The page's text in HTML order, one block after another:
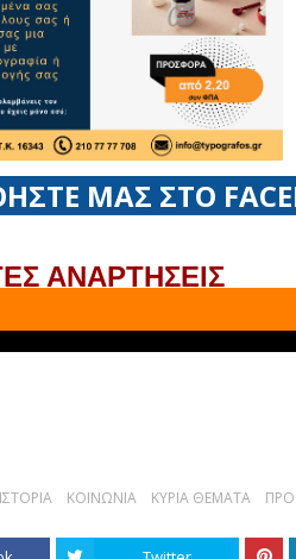
ΜΑΣ ΣΤΟ
ΑΝΑΡΤΗΣΕΙΣ
ΙΣΤΟΡΙΑ ΚΟΙΝΩΝΙΑ ΚΥΡΙΑ ΘΕΜΑΤΑ